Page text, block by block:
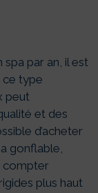
par an, il est
ce type
peut
et des
d’acheter
gonflable,
compter
plus haut